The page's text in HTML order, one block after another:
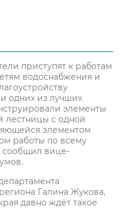
приступят к работам
водоснабжения и
одних из лучших
элементы
лестницы с одной
элементом
работы по всему
сообщил вице-
Галина Жукова,
давно ждёт такое